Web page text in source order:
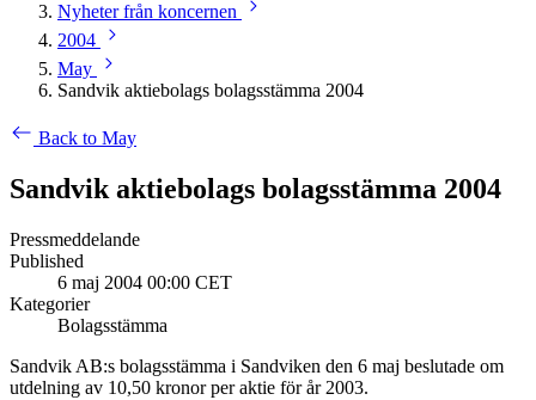
Nyheter från koncernen
2004
May
Sandvik aktiebolags bolagsstämma 2004
Back to May
Sandvik aktiebolags bolagsstämma 2004
Pressmeddelande
Published
6 maj 2004 00:00 CET
Kategorier
Bolagsstämma
Sandvik AB:s bolagsstämma i Sandviken den 6 maj beslutade om
utdelning av 10,50 kronor per aktie för år 2003.